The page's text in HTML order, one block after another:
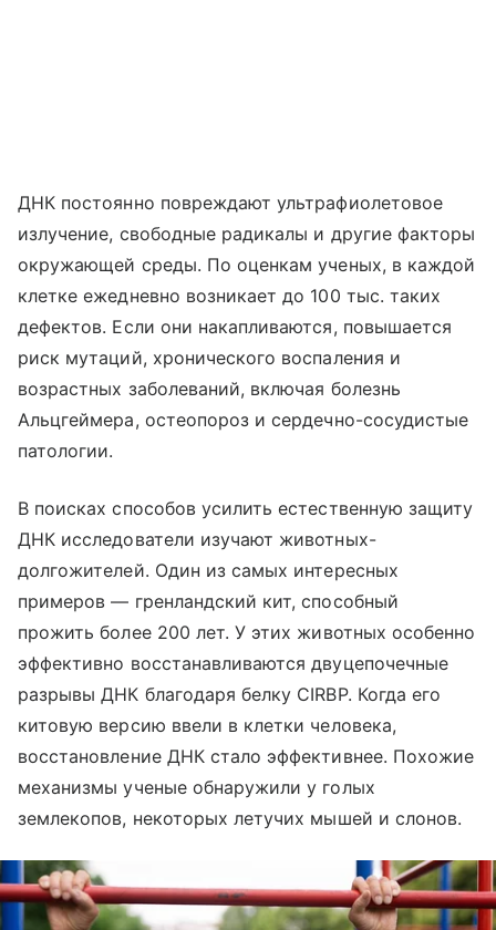
ДНК постоянно повреждают ультрафиолетовое
излучение, свободные радикалы и другие факторы
окружающей среды. По оценкам ученых, в каждой
клетке ежедневно возникает до 100 тыс. таких
дефектов. Если они накапливаются, повышается
риск мутаций, хронического воспаления и
возрастных заболеваний, включая болезнь
Альцгеймера, остеопороз и сердечно-сосудистые
патологии.
В поисках способов усилить естественную защиту
ДНК исследователи изучают животных-
долгожителей. Один из самых интересных
примеров — гренландский кит, способный
прожить более 200 лет. У этих животных особенно
эффективно восстанавливаются двуцепочечные
разрывы ДНК благодаря белку CIRBP. Когда его
китовую версию ввели в клетки человека,
восстановление ДНК стало эффективнее. Похожие
механизмы ученые обнаружили у голых
землекопов, некоторых летучих мышей и слонов.